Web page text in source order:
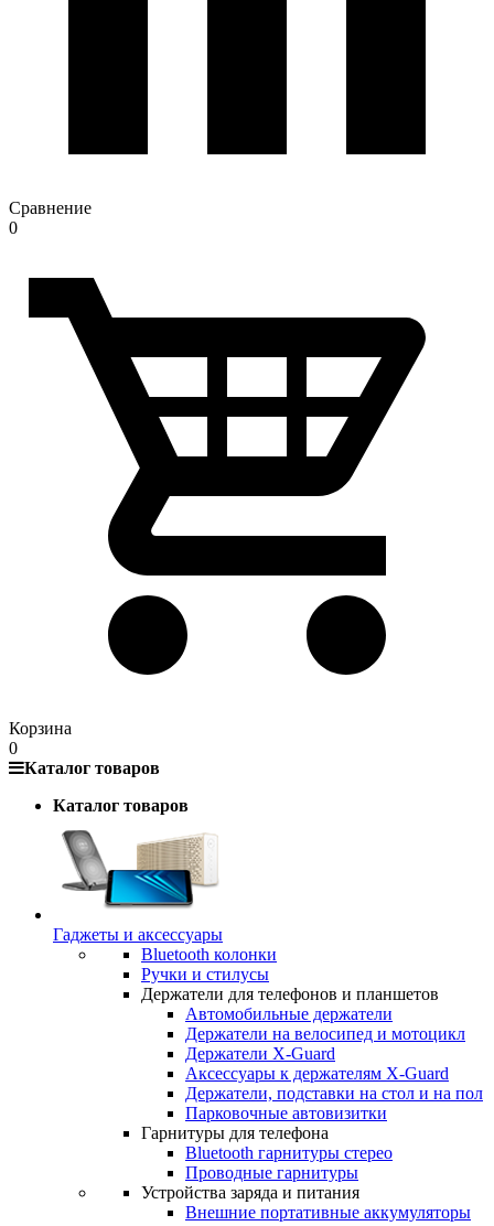
Сравнение
0
Корзина
0
Каталог товаров
Каталог товаров
Гаджеты и аксессуары
Bluetooth колонки
Ручки и стилусы
Держатели для телефонов и планшетов
Автомобильные держатели
Держатели на велосипед и мотоцикл
Держатели X-Guard
Аксессуары к держателям X-Guard
Держатели, подставки на стол и на пол
Парковочные автовизитки
Гарнитуры для телефона
Bluetooth гарнитуры стерео
Проводные гарнитуры
Устройства заряда и питания
Внешние портативные аккумуляторы